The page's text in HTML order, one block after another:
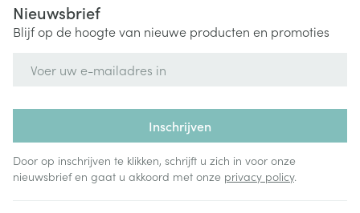
Nieuwsbrief
Blijf op de hoogte van nieuwe producten en promoties
Inschrijven
Door op inschrijven te klikken, schrijft u zich in voor onze
nieuwsbrief en gaat u akkoord met onze privacy policy.